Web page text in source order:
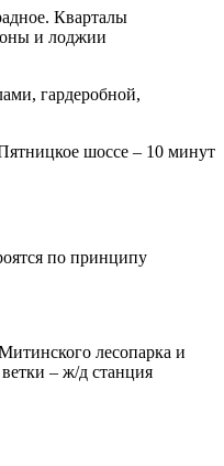
Кварталы
и лоджии
гардеробной,
шоссе – 10 минут
по принципу
лесопарка и
– ж/д станция